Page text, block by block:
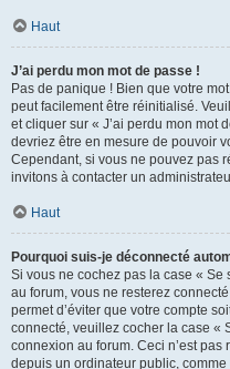
Haut
J’ai perdu mon mot de passe !
Pas de panique ! Bien que votre
peut facilement être réinitialisé.
et cliquer sur « J’ai perdu mon mot
devriez être en mesure de pouvoir
Cependant, si vous ne pouvez pas
invitons à contacter un
Haut
Pourquoi suis-je déconnecté
Si vous ne cochez pas la case «
au forum, vous ne resterez
permet d’éviter que votre compte
connecté, veuillez cocher la case «
connexion au forum. Ceci n’est
depuis un ordinateur public,